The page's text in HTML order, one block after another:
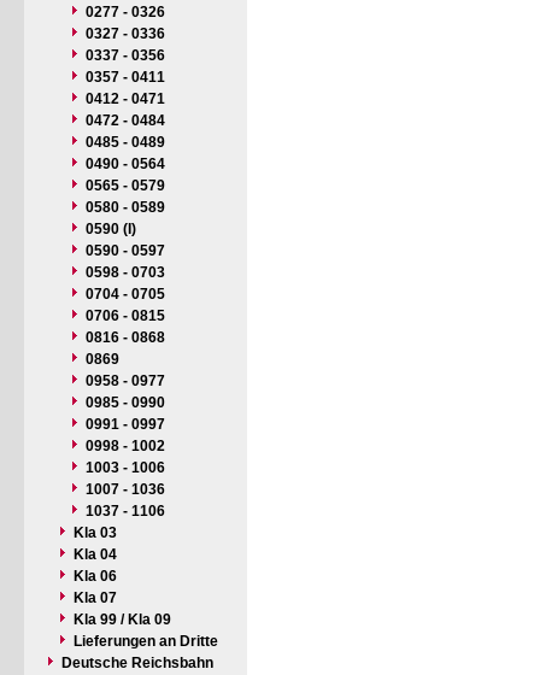
0277 - 0326
0327 - 0336
0337 - 0356
0357 - 0411
0412 - 0471
0472 - 0484
0485 - 0489
0490 - 0564
0565 - 0579
0580 - 0589
0590 (I)
0590 - 0597
0598 - 0703
0704 - 0705
0706 - 0815
0816 - 0868
0869
0958 - 0977
0985 - 0990
0991 - 0997
0998 - 1002
1003 - 1006
1007 - 1036
1037 - 1106
Kla 03
Kla 04
Kla 06
Kla 07
Kla 99 / Kla 09
Lieferungen an Dritte
Deutsche Reichsbahn